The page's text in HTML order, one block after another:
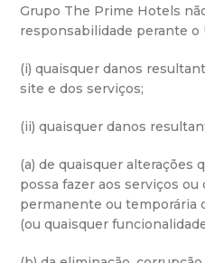
Grupo The Prime Hotels
responsabilidade perante o
(i) quaisquer danos
site e dos serviços;
(ii) quaisquer danos
(a) de quaisquer alterações
possa fazer aos serviços ou
permanente ou temporária
(ou quaisquer